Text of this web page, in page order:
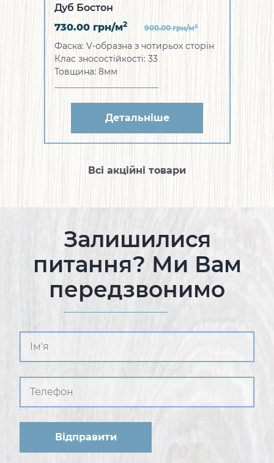
Дуб Бостон
730.00 грн/м2 900.00грн/м2
Фаска: V-образна з чотирьох сторін
Клас зносостійкості: 33
Товщина: 8мм
Детальніше
Всі акційні товари
Залишилися
питання? Ми Вам
передзвонимо